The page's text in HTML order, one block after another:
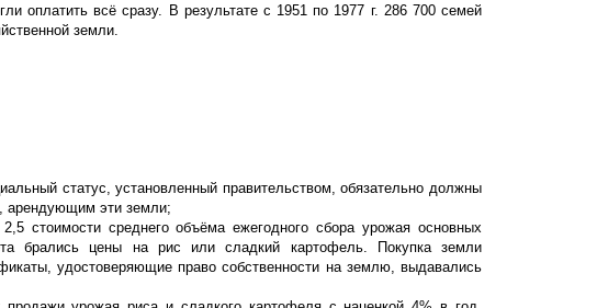
оплатить всё сразу. В результате с 1951 по 1977 г. 286 700 семей
земли.
статус, установленный правительством, обязательно должны
арендующим эти земли;
стоимости среднего объёма ежегодного сбора урожая основных
брались цены на рис или сладкий картофель. Покупка земли
удостоверяющие право собственности на землю, выдавались